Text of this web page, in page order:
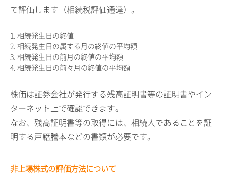
て評価します（相続税評価通達）。
1. 相続発生日の終値
2. 相続発生日の属する月の終値の平均額
3. 相続発生日の前月の終値の平均額
4. 相続発生日の前々月の終値の平均額
株価は証券会社が発行する残高証明書等の証明書やイン
ターネット上で確認できます。
なお、残高証明書等の取得には、相続人であることを証
明する戸籍謄本などの書類が必要です。
非上場株式の評価方法について